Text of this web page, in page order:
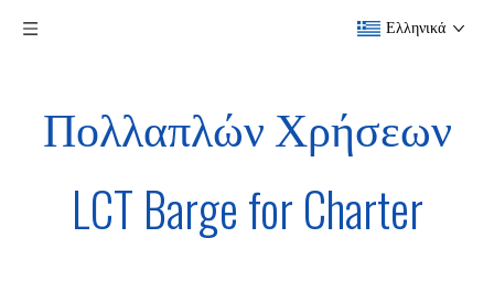
Ελληνικά
Πολλαπλών Χρήσεων
LCT Barge for Charter